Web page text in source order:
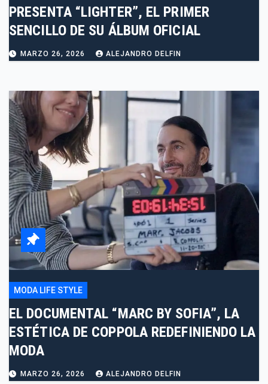
PRESENTA “LIGHTER”, EL PRIMER
SENCILLO DE SU ÁLBUM OFICIAL
MARZO 26, 2026 ALEJANDRO DELFIN
MODA LIFE STYLE
EL DOCUMENTAL “MARC BY SOFIA”, LA
ESTÉTICA DE COPPOLA REDEFINIENDO LA
MODA
MARZO 26, 2026 ALEJANDRO DELFIN